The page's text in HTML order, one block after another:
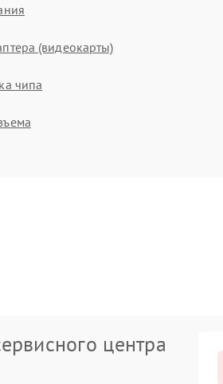
(видеокарты)
чипа
центра